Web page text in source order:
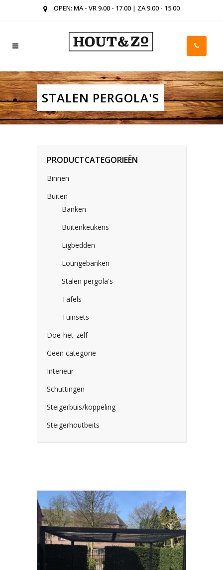
OPEN: MA - VR 9.00 - 17.00 | ZA 9.00 - 15.00
STALEN PERGOLA'S
PRODUCTCATEGORIEËN
Binnen
Buiten
Banken
Buitenkeukens
Ligbedden
Loungebanken
Stalen pergola's
Tafels
Tuinsets
Doe-het-zelf
Geen categorie
Interieur
Schuttingen
Steigerbuis/koppeling
Steigerhoutbeits